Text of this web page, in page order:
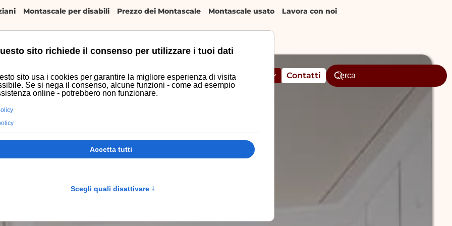
sito richiede il consenso per utilizzare i tuoi dati
sito usa i cookies per garantire la migliore esperienza di visita
Se si nega il consenso, alcune funzioni - come ad esempio
online - potrebbero non funzionare.
Accetta tutti
Scegli quali disattivare ↑
Montascale per disabili Prezzo dei Montascale Montascale usato
Lavora con noi
Usato Preventivo Assistenza Contatti